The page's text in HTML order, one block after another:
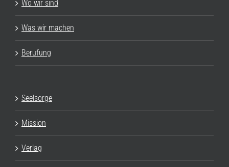
Wo wir sind
Was wir machen
Berufung
Seelsorge
Mission
Verlag